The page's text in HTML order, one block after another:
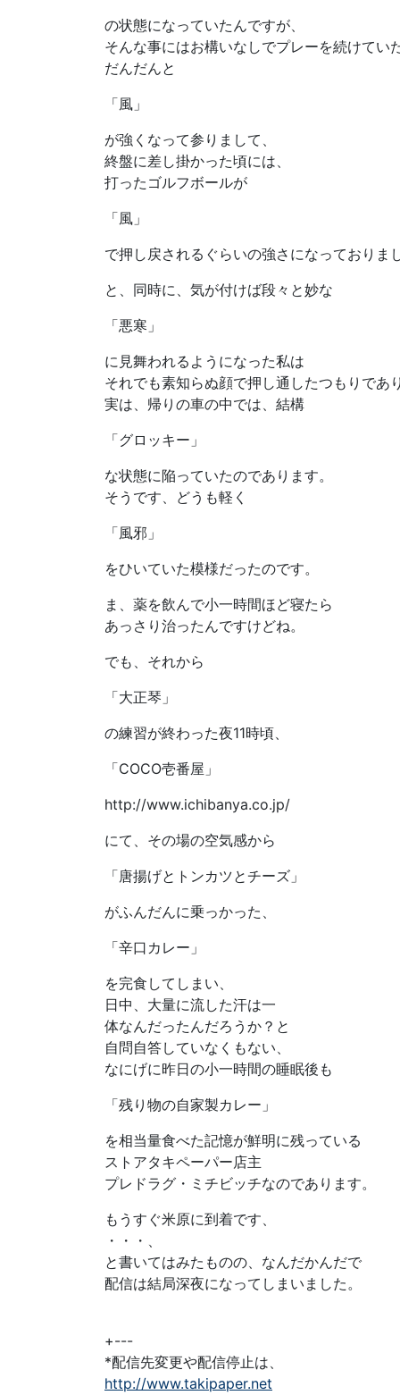
の状態になっていたんですが、
そんな事にはお構いなしでプレーを続けてい
だんだんと
「風」
が強くなって参りまして、
終盤に差し掛かった頃には、
打ったゴルフボールが
「風」
で押し戻されるぐらいの強さになっておりまし
と、同時に、気が付けば段々と妙な
「悪寒」
に見舞われるようになった私は
それでも素知らぬ顔で押し通したつもりであ
実は、帰りの車の中では、結構
「グロッキー」
な状態に陥っていたのであります。
そうです、どうも軽く
「風邪」
をひいていた模様だったのです。
ま、薬を飲んで小一時間ほど寝たら
あっさり治ったんですけどね。
でも、それから
「大正琴」
の練習が終わった夜11時頃、
「COCO壱番屋」
http://www.ichibanya.co.jp/
にて、その場の空気感から
「唐揚げとトンカツとチーズ」
がふんだんに乗っかった、
「辛口カレー」
を完食してしまい、
日中、大量に流した汗は一
体なんだったんだろうか？と
自問自答していなくもない、
なにげに昨日の小一時間の睡眠後も
「残り物の自家製カレー」
を相当量食べた記憶が鮮明に残っている
ストアタキペーパー店主
プレドラグ・ミチビッチなのであります。
もうすぐ米原に到着です、
・・・、
と書いてはみたものの、なんだかんだで
配信は結局深夜になってしまいました。
+---
*配信先変更や配信停止は、
http://www.takipaper.net